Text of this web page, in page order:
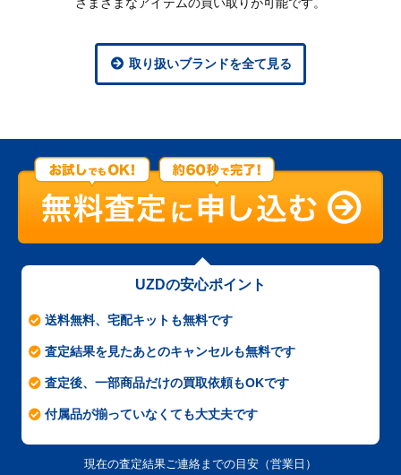
取り扱いブランドを全て見る
UZDの安心ポイント
送料無料、宅配キットも無料です
査定結果を見たあとのキャンセルも無料です
査定後、一部商品だけの買取依頼もOKです
付属品が揃っていなくても大丈夫です
現在の査定結果ご連絡までの目安（営業日）